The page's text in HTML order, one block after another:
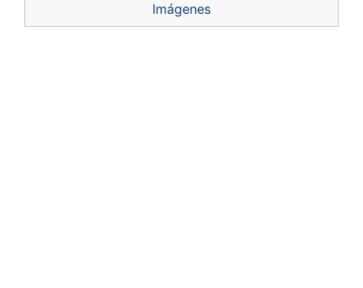
Imágenes